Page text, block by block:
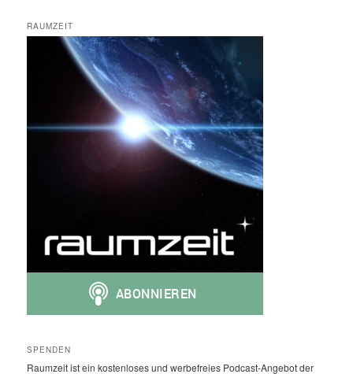
RAUMZEIT
SPENDEN
Raumzeit ist ein kostenloses und werbefreies Podcast-Angebot der